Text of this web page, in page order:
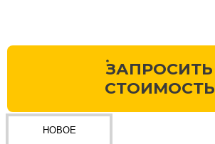
ЗАПРОСИТЬ
СТОИМОСТЬ
НОВОЕ